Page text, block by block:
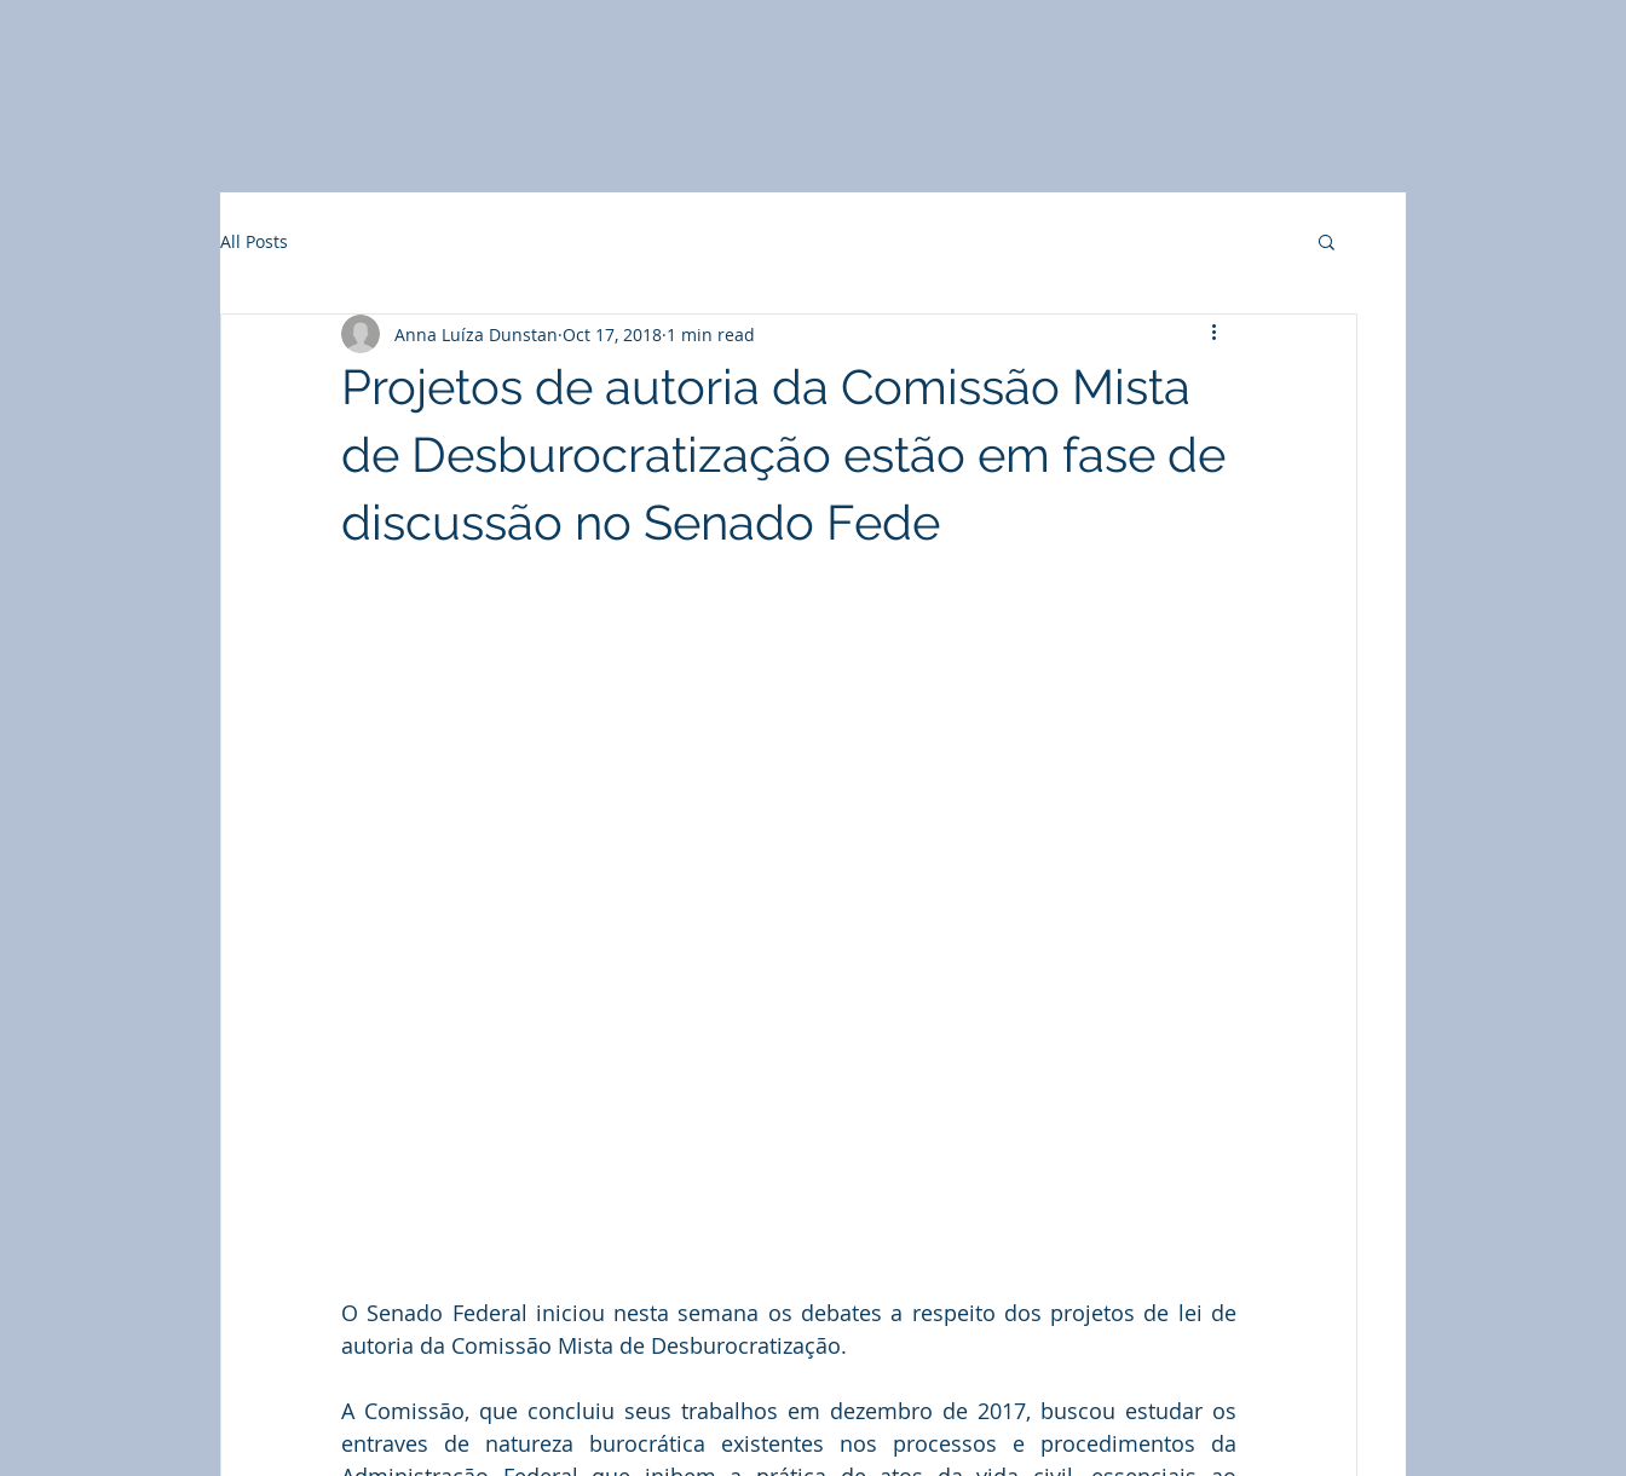
All Posts
Projetos de autoria da Comissão Mista
de Desburocratização estão em fase de
discussão no Senado Fede
Anna Luíza Dunstan Oct 17, 2018 1 min read
O Senado Federal iniciou nesta semana os debates a respeito dos projetos de lei de
autoria da Comissão Mista de Desburocratização.
A Comissão, que concluiu seus trabalhos em dezembro de 2017, buscou estudar os
entraves de natureza burocrática existentes nos processos e procedimentos da